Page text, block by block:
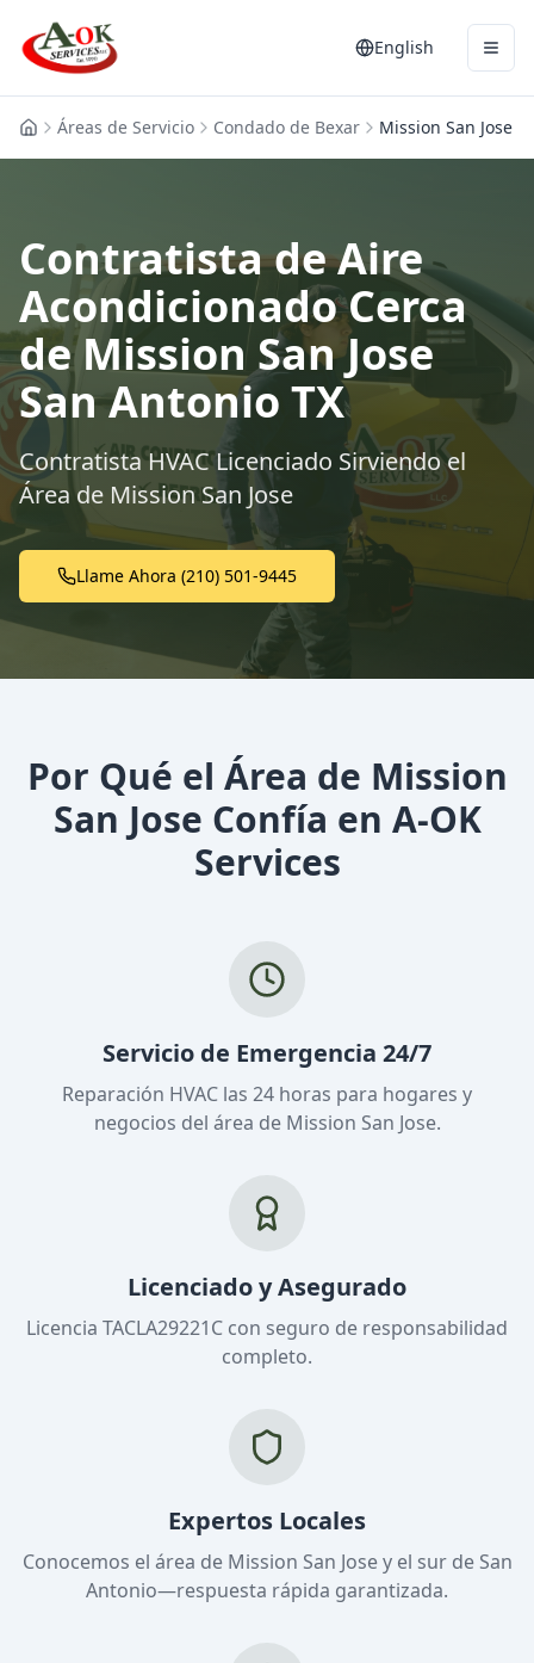
English
Áreas de Servicio Condado de Bexar Mission San Jose
Contratista de Aire
Acondicionado Cerca
de Mission San Jose
San Antonio TX
Contratista HVAC Licenciado Sirviendo el
Área de Mission San Jose
Llame Ahora (210) 501-9445
Por Qué el Área de Mission
San Jose Confía en A-OK
Services
Servicio de Emergencia 24/7
Reparación HVAC las 24 horas para hogares y
negocios del área de Mission San Jose.
Licenciado y Asegurado
Licencia TACLA29221C con seguro de responsabilidad
completo.
Expertos Locales
Conocemos el área de Mission San Jose y el sur de San
Antonio—respuesta rápida garantizada.